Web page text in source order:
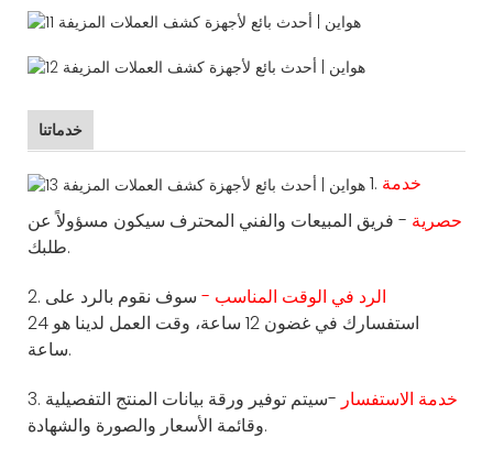
خدماتنا
1. خدمة
حصرية - فريق المبيعات والفني المحترف سيكون مسؤولاً عن
طلبك.
2.
الرد في الوقت المناسب - سوف نقوم بالرد على
استفسارك في غضون 12 ساعة، وقت العمل لدينا هو 24
ساعة.
3.
خدمة الاستفسار -سيتم توفير ورقة بيانات المنتج التفصيلية
وقائمة الأسعار والصورة والشهادة.